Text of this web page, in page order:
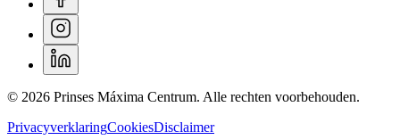
© 2026 Prinses Máxima Centrum. Alle rechten voorbehouden.
PrivacyverklaringCookiesDisclaimer